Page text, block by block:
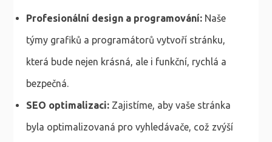
Profesionální design a programování:Naše
týmy grafiků a programátorů vytvoří stránku,
která bude nejen krásná, ale i funkční, rychlá a
bezpečná.
SEO optimalizaci:Zajistíme, aby vaše stránka
byla optimalizovaná pro vyhledávače, což zvýší